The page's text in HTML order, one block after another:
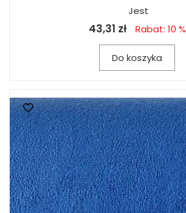
Jest
43,31 zł Rabat: 10 %
Do koszyka